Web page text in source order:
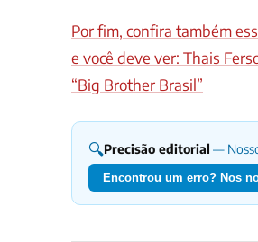
Por fim, confira também
e você deve ver: Thais
“Big Brother Brasil”
🔍Precisão editorial —
Encontrou um erro? Nos